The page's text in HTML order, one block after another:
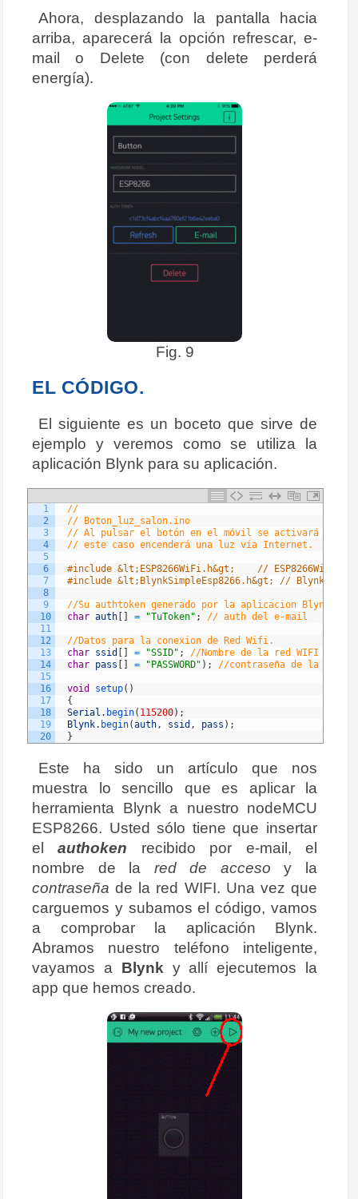
Ahora, desplazando la pantalla hacia
arriba, aparecerá la opción refrescar, e-
mail o Delete (con delete perderá
energía).
Fig. 9
EL CÓDIGO.
El siguiente es un boceto que sirve de
ejemplo y veremos como se utiliza la
aplicación Blynk para su aplicación.
1
2
3
4
5
6
7
8
9
10
11
12
13
14
15
16
17
18
19
20
22
23
24
25
//
// Boton_luz_salon.ino
// Al pulsar el botón en el móvil se activará un
// este caso encenderá una luz vía Internet.
#include &lt;ESP8266WiFi.h&gt;    //
#include &lt;BlynkSimpleEsp8266.h&gt; //
//Su authtoken generado por la aplicacion Blynk
char auth = "TuToken" ; // auth del e-mail
//Datos para la conexion de Red Wifi.
char ssid = "SSID" ;
//Nombre de la red WIFI
char pass = "PASSWORD" ) ; //contraseña de la red
void setup( )
{
Serial . begin( 115200) ;
Blynk. begin(auth, ssid , pass ) ;
}
void
)
{
Blynk
.run ();
}
Este ha sido un artículo que nos
muestra lo sencillo que es aplicar la
herramienta Blynk a nuestro nodeMCU
ESP8266. Usted sólo tiene que insertar
elauthoken recibido por e-mail, el
nombre de la red de acceso y la
contraseña de la red WIFI. Una vez que
carguemos y subamos el código, vamos
a comprobar la aplicación Blynk.
Abramos nuestro teléfono inteligente,
vayamos a Blynky allí ejecutemos la
app que hemos creado.